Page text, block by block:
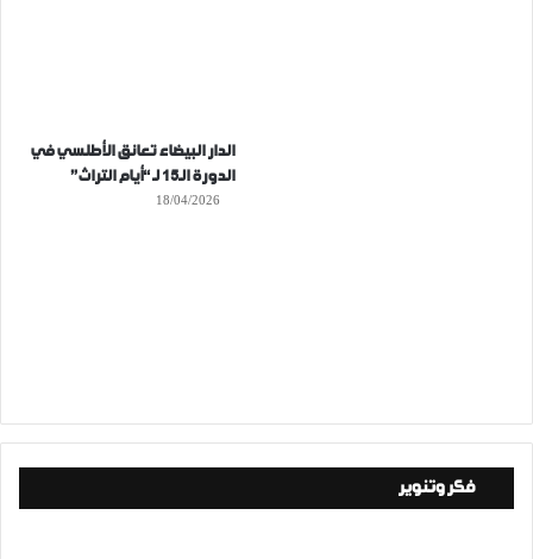
الدار البيضاء تعانق الأطلسي في
الدورة الـ15 لـ “أيام التراث”
18/04/2026
فكر وتنوير